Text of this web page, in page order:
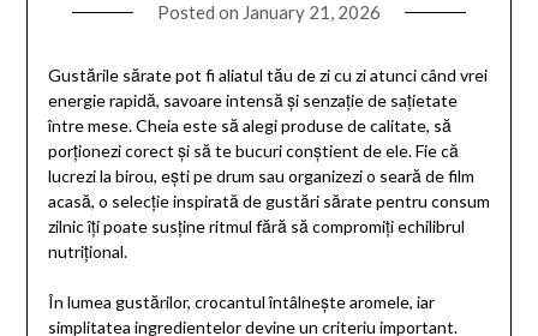
Posted on January 21, 2026
Gustările sărate pot fi aliatul tău de zi cu zi atunci când vrei
energie rapidă, savoare intensă și senzație de sațietate
între mese. Cheia este să alegi produse de calitate, să
porționezi corect și să te bucuri conștient de ele. Fie că
lucrezi la birou, ești pe drum sau organizezi o seară de film
acasă, o selecție inspirată de gustări sărate pentru consum
zilnic îți poate susține ritmul fără să compromiți echilibrul
nutrițional.
În lumea gustărilor, crocantul întâlnește aromele, iar
simplitatea ingredientelor devine un criteriu important.